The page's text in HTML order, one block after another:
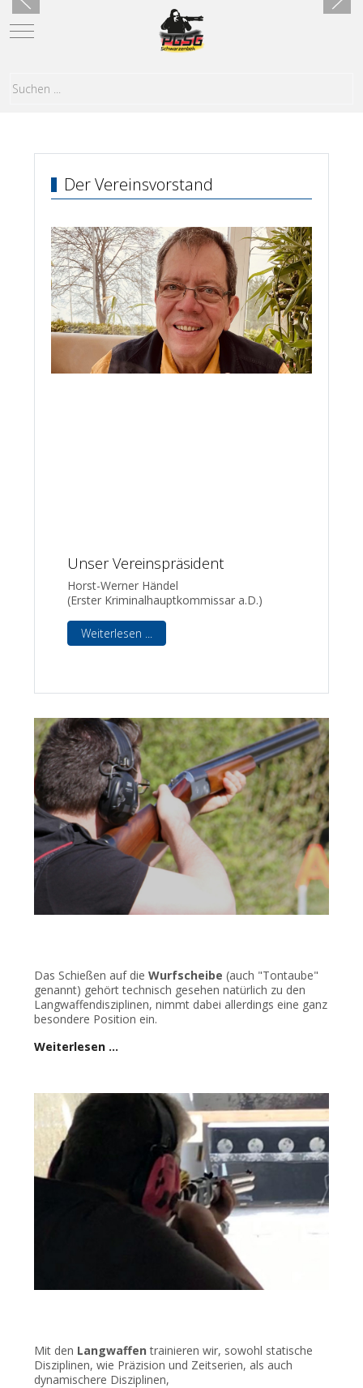
Mobile Menu Toggle
Der Vereinsvorstand
Unser Vereinspräsident
Horst-Werner Händel
(Erster Kriminalhauptkommissar a.D.)
Weiterlesen ...
Das Schießen auf die Wurfscheibe (auch "Tontaube"
genannt) gehört technisch gesehen natürlich zu den
Langwaffendisziplinen, nimmt dabei allerdings eine ganz
besondere Position ein.
Weiterlesen …
Mit den Langwaffen trainieren wir, sowohl statische
Disziplinen, wie Präzision und Zeitserien, als auch
dynamischere Disziplinen,